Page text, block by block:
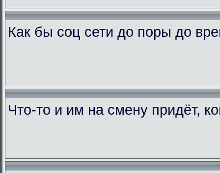
Как бы соц сети до поры до
Что-то и им на смену придёт,